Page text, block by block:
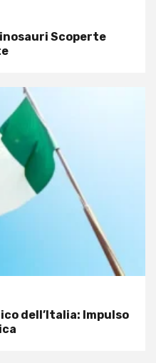
Scoperte
dell’Italia: Impulso